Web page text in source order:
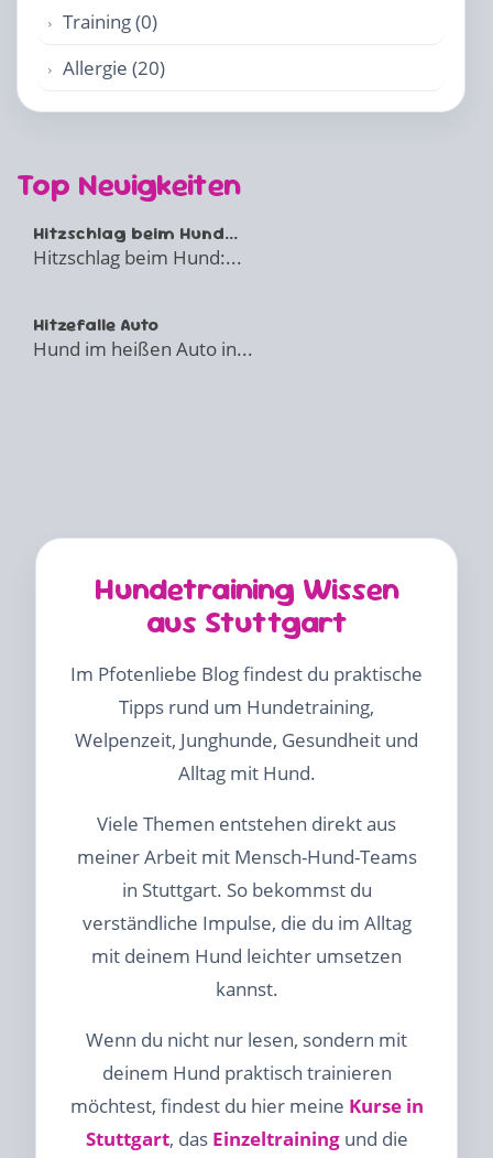
Training (0)
Allergie (20)
Top Neuigkeiten
Hitzschlag beim Hund...
Hitzschlag beim Hund:...
Hitzefalle Auto
Hund im heißen Auto in...
Hundetraining Wissen
aus Stuttgart
Im Pfotenliebe Blog findest du praktische
Tipps rund um Hundetraining,
Welpenzeit, Junghunde, Gesundheit und
Alltag mit Hund.
Viele Themen entstehen direkt aus
meiner Arbeit mit Mensch-Hund-Teams
in Stuttgart. So bekommst du
verständliche Impulse, die du im Alltag
mit deinem Hund leichter umsetzen
kannst.
Wenn du nicht nur lesen, sondern mit
deinem Hund praktisch trainieren
möchtest, findest du hier meine Kurse in
Stuttgart, das Einzeltrainingund die